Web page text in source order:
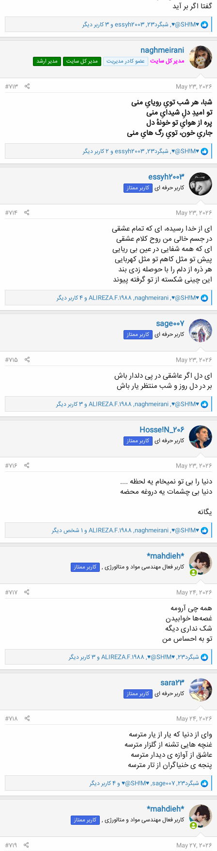
گفتا اگر بر آید
و
ا
ک
ن
ش
ه
ا
♥@SH!M♥
, شبگرد23 ,
essyh2003 و 3 کاربر دیگر
naghmeirani
مدیر کل سایت عضو کادر مدیریت مدیر کل سایت مدیر ارشد
May 23, 2026
#713
ﺷبا، ﻫﺮ ﺷﺐ ﺗﻮیِ روﻳﺎیِ ﻣﻨﻰ
ﺗﻮ اﻣﻴﺪِ دلِ ﺷﻴﺪایِ ﻣﻨﻰ
ﭘﺮه از ﻫﻮایِ ﺗﻮ ﺧﻮﻧهٔ دل
ﺟﺎریِ ﺧﻮن، ﺗﻮیِ رگ ﻫﺎیِ ﻣﻨﻰ
و
ا
ک
ن
ش
ه
ا
♥@SH!M♥
, شبگرد23 ,
essyh2003 و 2 کاربر دیگر
essyh2003
کاربر حرفه ای کاربر ممتاز
May 23, 2026
#714
ای از خدا رسیده، ای که تمام عشقی
در جسم خالی من روح کلام عشقی
ای که همه شفایی در عین بی ریایی
پیش تو مثل کاهم تو مثل کهربایی
هر ذره از دلم را با حوصله زدی بند
این چینی شکسته از تو گرفته پیوند
و
ا
ک
ن
ش
ه
ا
♥@SH!M♥
,
naghmeirani
,
ALIREZA.F.1988 و 4 کاربر دیگر
sage007
کاربر حرفه ای کاربر ممتاز
May 23, 2026
#715
ای دل اگر عاشقی در پی دلدار باش
بر در دل روز و شب منتظر یار باش
و
ا
ک
ن
ش
ه
ا
♥@SH!M♥
,
naghmeirani
,
ALIREZA.F.1988 و 3 کاربر دیگر
Hosse!N_206
کاربر حرفه ای کاربر ممتاز
May 23, 2026
#716
دنیا را بی تو نمیخام یه لحظه ....
دنیا بی چشمات یه دروغه محضه
یگانه
و
ا
ک
ن
ش
ه
ا
♥@SH!M♥
,
naghmeirani
,
ALIREZA.F.1988 و 1 شخص دیگر
*mahdieh*
کاربر فعال مهندسی مواد و متالورژی , کاربر ممتاز
May 24, 2026
#717
همه چی آرومه
غصه‌ها خوابیدن
شک نداری دیگه
تو به احساس من
و
ا
ک
ن
ش
ه
ا
شبگرد23 ,
♥@SH!M♥
,
ALIREZA.F.1988 و 3 کاربر دیگر
sara23
کاربر حرفه ای کاربر ممتاز
May 24, 2026
#718
وای از دنیا که یار از یار مترسه
غنچه هایی تشنه از گلزار مترسه
عاشق از آوازه ی دیدار مترسه
پنجه ی خنیاگران از تار مترسه
و
ا
ک
ن
ش
ه
ا
شبگرد23 ,
sage007
,
♥@SH!M♥ و 4 کاربر دیگر
*mahdieh*
کاربر فعال مهندسی مواد و متالورژی , کاربر ممتاز
May 27, 2026
#719